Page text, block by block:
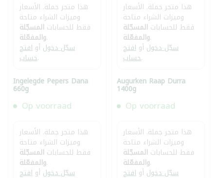
هذا متجر جملة. الأسعار
وميزات الشراء متاحة
فقط للحسابات المسجّلة
والمفعّلة.
سجّل دخول أو افتح
حساب.
Ingelegde Pepers Dana
660g
Op voorraad
هذا متجر جملة. الأسعار
وميزات الشراء متاحة
فقط للحسابات المسجّلة
والمفعّلة.
سجّل دخول أو افتح
هذا متجر جملة. الأسعار
وميزات الشراء متاحة
فقط للحسابات المسجّلة
والمفعّلة.
سجّل دخول أو افتح
حساب.
Augurken Raap Durra
1400g
Op voorraad
هذا متجر جملة. الأسعار
وميزات الشراء متاحة
فقط للحسابات المسجّلة
والمفعّلة.
سجّل دخول أو افتح